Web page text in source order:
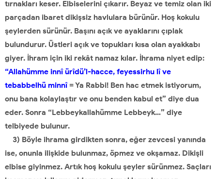
tırnakları keser. Elbiselerini çıkarır. Beyaz ve temiz olan iki
parçadan ibaret dikişsiz havlulara bürünür. Hoş kokulu
şeylerden sürünür. Başını açık ve ayaklarını çıplak
bulundurur. Üstleri açık ve topukları kısa olan ayakkabı
giyer. İhram için iki rekât namaz kılar. İhrama niyet edip:
“Allahümme innî ürîdü’l-hacce, feyessirhu lî ve
tebabbelhü minnî= Ya Rabbi! Ben hac etmek istiyorum,
onu bana kolaylaştır ve onu benden kabul et” diye dua
eder. Sonra “Lebbeykallahümme Lebbeyk…” diye
telbiyede bulunur.
3) Böyle ihrama girdikten sonra, eğer zevcesi yanında
ise, onunla ilişkide bulunmaz, öpmez ve okşamaz. Dikişli
elbise giyinmez. Artık hoş kokulu şeyler sürünmez. Saçları